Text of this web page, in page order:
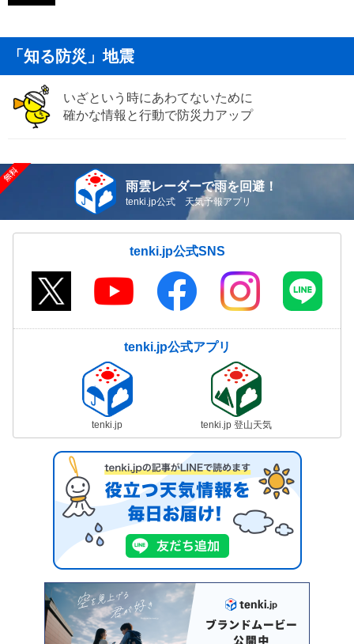
「知る防災」地震
いざという時にあわてないために
確かな情報と行動で防災力アップ
雨雲レーダーで雨を回避！
tenki.jp公式 天気予報アプリ
tenki.jp公式SNS
tenki.jp公式アプリ
tenki.jp tenki.jp 登山天気